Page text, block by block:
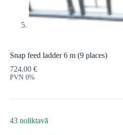
Snap feed ladder 6 m (9 places)
724.00 €
PVN 0%
43 noliktavā